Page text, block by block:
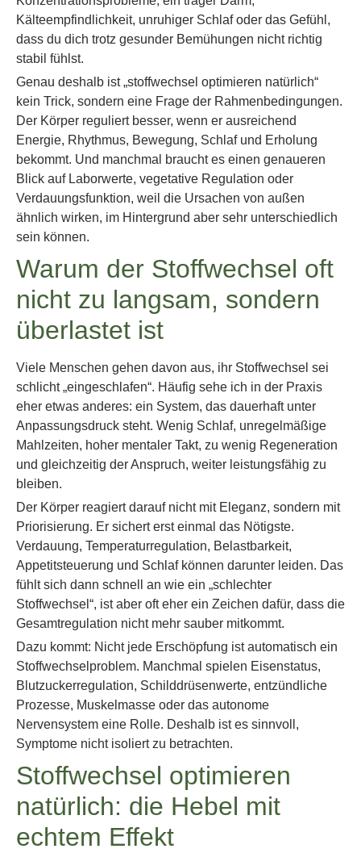
Kälteempfindlichkeit, unruhiger Schlaf oder das Gefühl,
dass du dich trotz gesunder Bemühungen nicht richtig
stabil fühlst.
Genau deshalb ist „stoffwechsel optimieren natürlich“
kein Trick, sondern eine Frage der Rahmenbedingungen.
Der Körper reguliert besser, wenn er ausreichend
Energie, Rhythmus, Bewegung, Schlaf und Erholung
bekommt. Und manchmal braucht es einen genaueren
Blick auf Laborwerte, vegetative Regulation oder
Verdauungsfunktion, weil die Ursachen von außen
ähnlich wirken, im Hintergrund aber sehr unterschiedlich
sein können.
Warum der Stoffwechsel oft
nicht zu langsam, sondern
überlastet ist
Viele Menschen gehen davon aus, ihr Stoffwechsel sei
schlicht „eingeschlafen“. Häufig sehe ich in der Praxis
eher etwas anderes: ein System, das dauerhaft unter
Anpassungsdruck steht. Wenig Schlaf, unregelmäßige
Mahlzeiten, hoher mentaler Takt, zu wenig Regeneration
und gleichzeitig der Anspruch, weiter leistungsfähig zu
bleiben.
Der Körper reagiert darauf nicht mit Eleganz, sondern mit
Priorisierung. Er sichert erst einmal das Nötigste.
Verdauung, Temperaturregulation, Belastbarkeit,
Appetitsteuerung und Schlaf können darunter leiden. Das
fühlt sich dann schnell an wie ein „schlechter
Stoffwechsel“, ist aber oft eher ein Zeichen dafür, dass die
Gesamtregulation nicht mehr sauber mitkommt.
Dazu kommt: Nicht jede Erschöpfung ist automatisch ein
Stoffwechselproblem. Manchmal spielen Eisenstatus,
Blutzuckerregulation, Schilddrüsenwerte, entzündliche
Prozesse, Muskelmasse oder das autonome
Nervensystem eine Rolle. Deshalb ist es sinnvoll,
Symptome nicht isoliert zu betrachten.
Stoffwechsel optimieren
natürlich: die Hebel mit
echtem Effekt